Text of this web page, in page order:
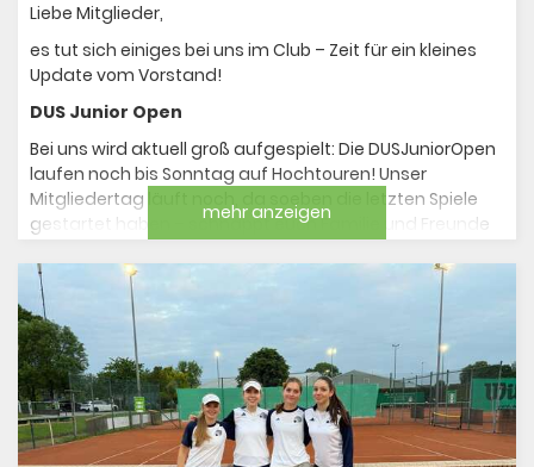
Liebe Mitglieder,
es tut sich einiges bei uns im Club – Zeit für ein kleines
Update vom Vorstand!
DUS Junior Open
Bei uns wird aktuell groß aufgespielt: Die DUSJuniorOpen
laufen noch bis Sonntag auf Hochtouren! Unser
Mitgliedertag läuft noch, da soeben die letzten Spiele
gestartet haben – schnappt euch Familie und Freunde
(for free) vorbei, wir freuen uns auf euch!
Sommercamps
Auch in den Ferien wird bei uns nicht stillgesessen:
Michael und Christian sorgen wie gewohnt in der 3. und
in der letzten Ferienwoche für jede Menge Tennisspaß in
unseren Sommercamps.
Status Halle
mehr anzeigen